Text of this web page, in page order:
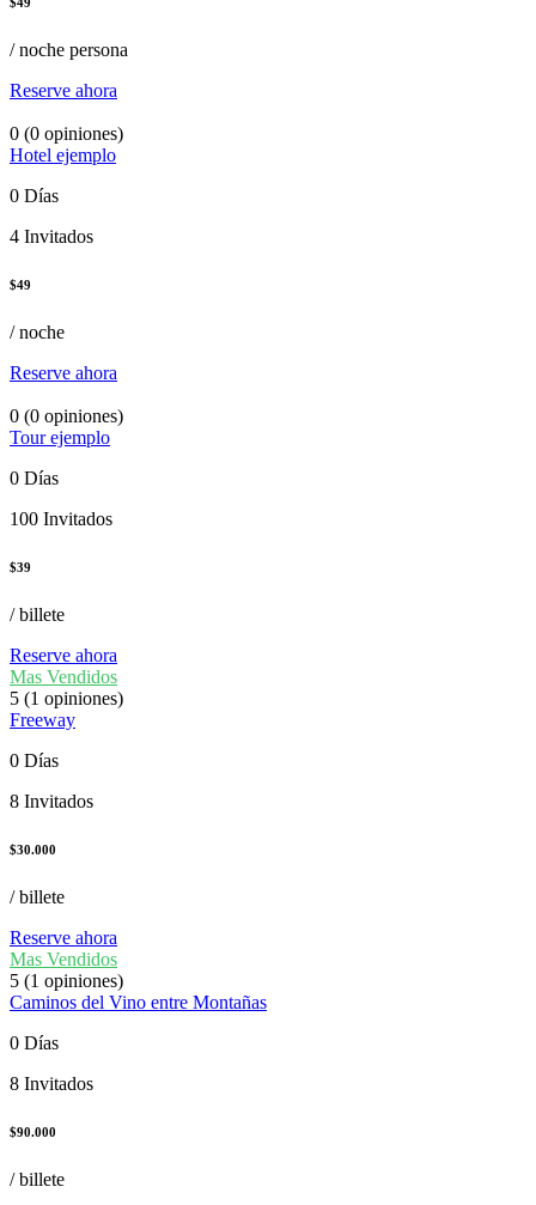
/ noche persona
Reserve ahora
0 (0 opiniones)
Hotel ejemplo
0 Días
4 Invitados
$49
/ noche
Reserve ahora
0 (0 opiniones)
Tour ejemplo
0 Días
100 Invitados
$39
/ billete
Reserve ahora
Mas Vendidos
5 (1 opiniones)
Freeway
0 Días
8 Invitados
$30.000
/ billete
Reserve ahora
Mas Vendidos
5 (1 opiniones)
Caminos del Vino entre Montañas
0 Días
8 Invitados
$90.000
/ billete